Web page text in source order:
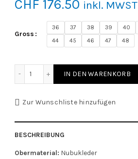
CHF 176.50 inkl. MWST
Gross
36 37 38 39 40
44
45 46 47
48
IN DEN WARENKORB
Zur Wunschliste hinzufügen
BESCHREIBUNG
Obermaterial: Nubukleder